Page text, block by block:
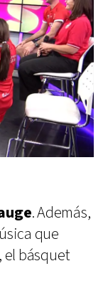
. Además,
que
el básquet